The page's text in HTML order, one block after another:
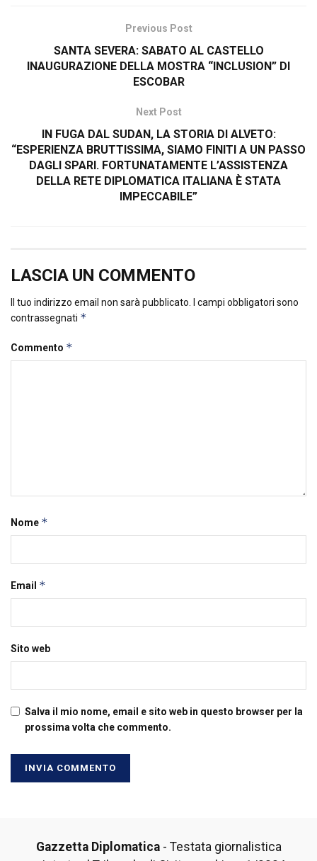
Previous Post
SANTA SEVERA: SABATO AL CASTELLO
INAUGURAZIONE DELLA MOSTRA “INCLUSION” DI
ESCOBAR
Next Post
IN FUGA DAL SUDAN, LA STORIA DI ALVETO:
“ESPERIENZA BRUTTISSIMA, SIAMO FINITI A UN PASSO
DAGLI SPARI. FORTUNATAMENTE L’ASSISTENZA
DELLA RETE DIPLOMATICA ITALIANA È STATA
IMPECCABILE”
LASCIA UN COMMENTO
Il tuo indirizzo email non sarà pubblicato. I campi obbligatori sono
contrassegnati *
Commento *
Nome *
Email *
Sito web
Salva il mio nome, email e sito web in questo browser per la
prossima volta che commento.
Gazzetta Diplomatica- Testata giornalistica